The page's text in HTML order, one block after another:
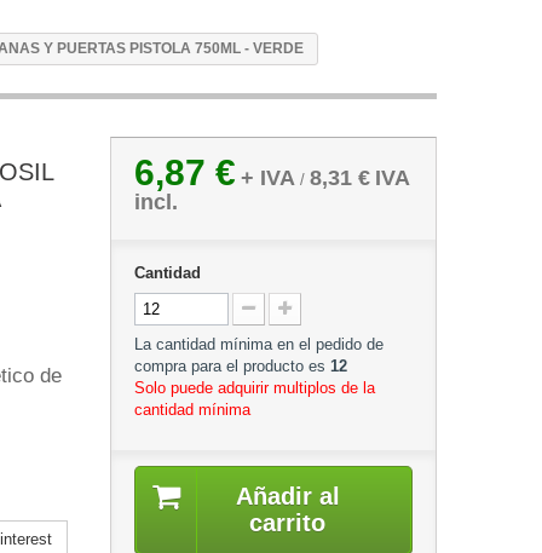
Y PUERTAS PISTOLA 750ML - VERDE
de
6,87 € + IVA / 8,31 € IVA
incl.
Cantidad
La cantidad mínima en el pedido de
compra para el producto es 12
Solo puede adquirir multiplos de la
cantidad mínima
Añadir al
carrito